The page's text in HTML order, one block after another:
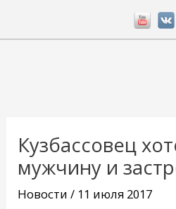
Кузбассовец
мужчину и
Новости / 11 июля 2017
записям